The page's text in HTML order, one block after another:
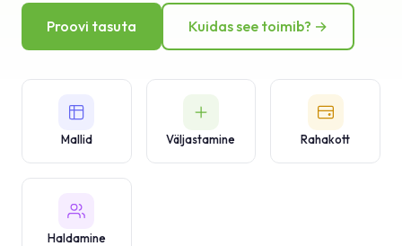
Proovi tasuta Kuidas see toimib? →
Mallid Väljastamine Rahakott
Haldamine